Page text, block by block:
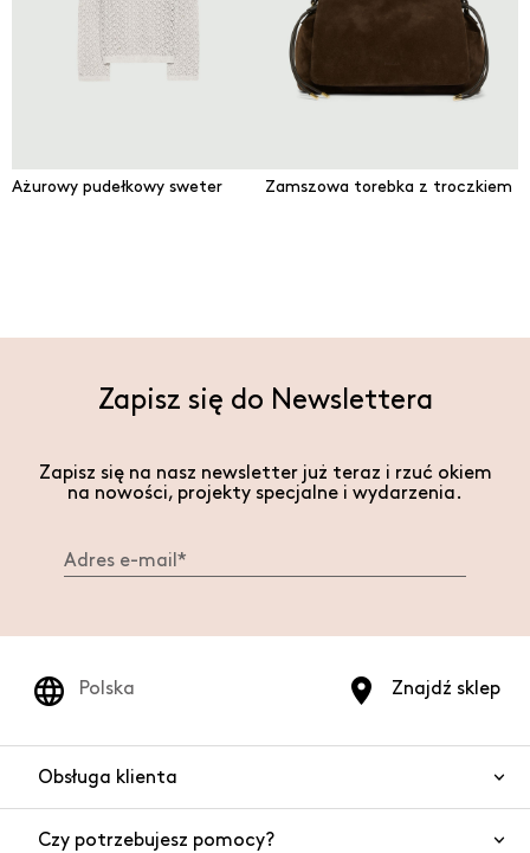
Ażurowy pudełkowy sweter Zamszowa torebka z troczkiem
Zapisz się do Newslettera
Zapisz się na nasz newsletter już teraz i rzuć okiem
na nowości, projekty specjalne i wydarzenia.
Znajdź sklep
Polska
Obsługa klienta
Kontakt
Czy potrzebujesz pomocy?